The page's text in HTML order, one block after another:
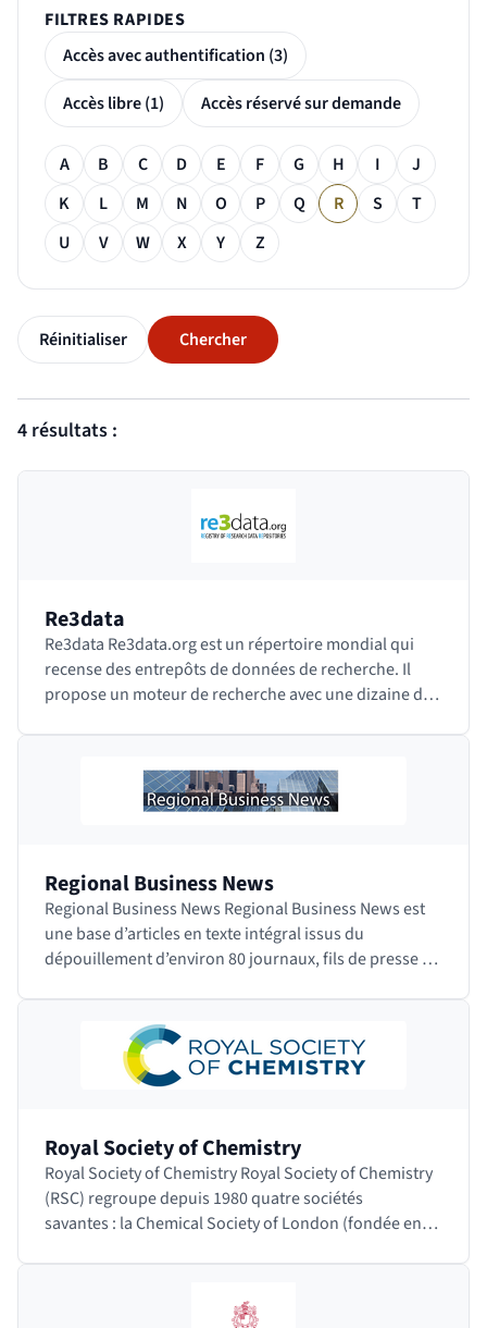
FILTRES RAPIDES
Accès avec authentification (3)
Accès libre (1)
Accès réservé sur demande
Filtre alphabétique
A B C D E F G H I
J
K
L M N O P Q R S
T
U
V W X Y Z
Réinitialiser Chercher
des résultats de recherche
4 résultats :
Re3data
Re3data Re3data.org est un répertoire mondial qui
recense des entrepôts de données de recherche. Il
propose un moteur de recherche avec une dizaine de
Regional Business News
Regional Business News Regional Business News est
une base d’articles en texte intégral issus du
dépouillement d’environ 80 journaux, fils de presse et
Royal Society of Chemistry
Royal Society of Chemistry Royal Society of Chemistry
(RSC) regroupe depuis 1980 quatre sociétés
savantes : la Chemical Society of London (fondée en